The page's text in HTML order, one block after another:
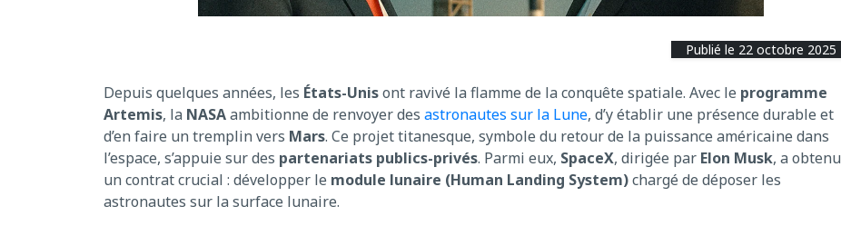
Publié le 22 octobre 2025
Depuis quelques années, les États-Unisont ravivé la flamme de la conquête spatiale. Avec le programme
Artemis, la NASAambitionne de renvoyer des astronautes sur la Lune, d’y établir une présence durable et
d’en faire un tremplin vers Mars. Ce projet titanesque, symbole du retour de la puissance américaine dans
l’espace, s’appuie sur des partenariats publics-privés. Parmi eux, SpaceX, dirigée par Elon Musk, a obtenu
un contrat crucial : développer le module lunaire (Human Landing System)chargé de déposer les
astronautes sur la surface lunaire.